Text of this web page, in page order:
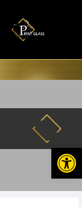
פתח סרגל נגישות